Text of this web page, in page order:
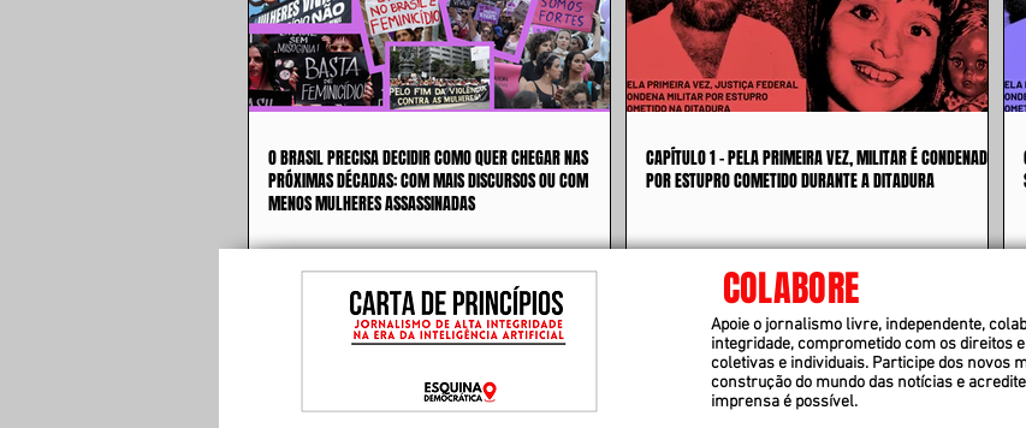
O BRASIL PRECISA DECIDIR COMO QUER CHEGAR NAS
PRÓXIMAS DÉCADAS: COM MAIS DISCURSOS OU COM
MENOS MULHERES ASSASSINADAS
CAPÍTULO 1 - PELA PRIMEIRA VEZ, MILITAR É CONDENADO
POR ESTUPRO COMETIDO DURANTE A DITADURA
COLABORE
Apoie o jornalismo livre, independente,
integridade, comprometido com os direitos
coletivas e individuais. Participe dos novos
construção do mundo das notícias e
imprensa é possível.